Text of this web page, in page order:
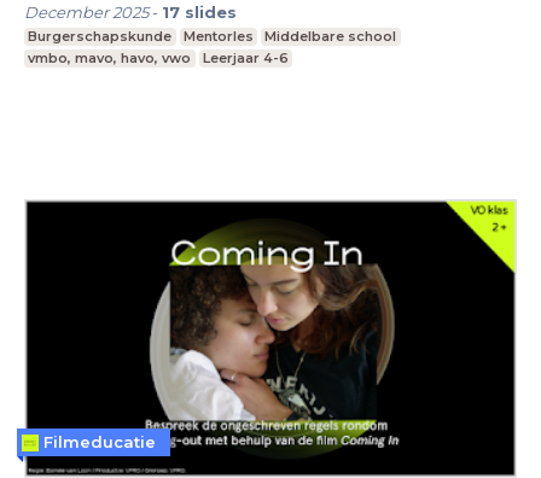
December 2025- 17 slides
Burgerschapskunde Mentorles
Middelbare school
vmbo, mavo, havo, vwo
Leerjaar 4-6
Filmeducatie